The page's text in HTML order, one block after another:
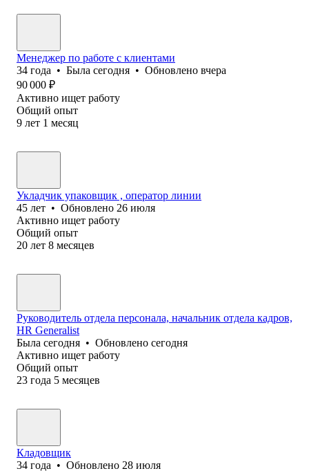
Менеджер по работе с клиентами
34 года • Была сегодня • Обновлено вчера
90 000 ₽
Активно ищет работу
Общий опыт
9 лет 1 месяц
Укладчик упаковщик , оператор линии
45 лет • Обновлено 26 июля
Активно ищет работу
Общий опыт
20 лет 8 месяцев
Руководитель отдела персонала, начальник отдела кадров,
HR Generalist
Была сегодня • Обновлено сегодня
Активно ищет работу
Общий опыт
23 года 5 месяцев
Кладовщик
34 года • Обновлено 28 июля